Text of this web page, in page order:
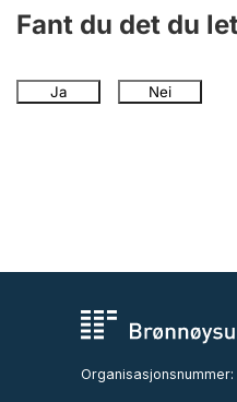
Fant du det du
Ja Nei
Organisasjonsnummer: